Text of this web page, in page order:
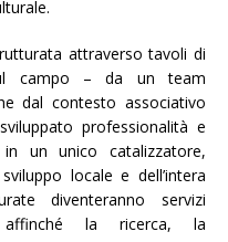
attraverso tavoli di
campo – da un team
dal contesto associativo
professionalità e
un unico catalizzatore,
locale e dell’intera
diventeranno servizi
affinché la ricerca, la